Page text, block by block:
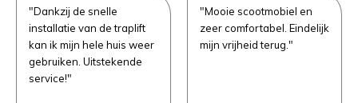
"Dankzij de snelle
installatie van de traplift
kan ik mijn hele huis weer
gebruiken. Uitstekende
service!"
"Mooie scootmobiel en
zeer comfortabel. Eindelijk
mijn vrijheid terug."